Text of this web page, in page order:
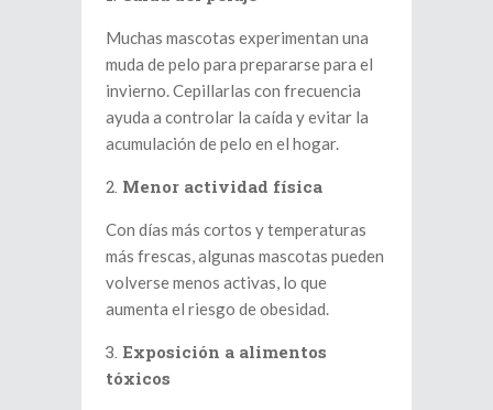
Muchas mascotas experimentan una
muda de pelo para prepararse para el
invierno. Cepillarlas con frecuencia
ayuda a controlar la caída y evitar la
acumulación de pelo en el hogar.
Menor actividad física
Con días más cortos y temperaturas
más frescas, algunas mascotas pueden
volverse menos activas, lo que
aumenta el riesgo de obesidad.
Exposición a alimentos
tóxicos